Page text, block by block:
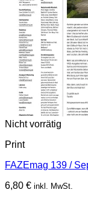
Nicht vorrätig
Print
FAZEmag 139 /
6,80 € inkl. MwSt.